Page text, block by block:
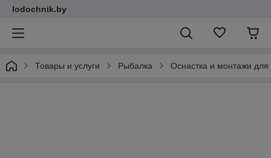
lodochnik.by
Товары и услуги Рыбалка Оснастка и монтажи для